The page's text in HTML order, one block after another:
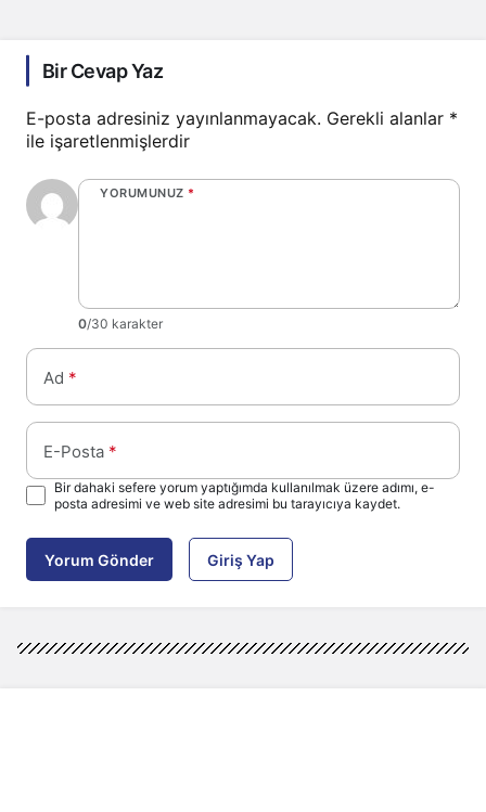
Bir Cevap Yaz
E-posta adresiniz yayınlanmayacak. Gerekli alanlar *
ile işaretlenmişlerdir
YORUMUNUZ *
0/30 karakter
Ad *
E-Posta *
Bir dahaki sefere yorum yaptığımda kullanılmak üzere adımı, e-
posta adresimi ve web site adresimi bu tarayıcıya kaydet.
Yorum Gönder Giriş Yap